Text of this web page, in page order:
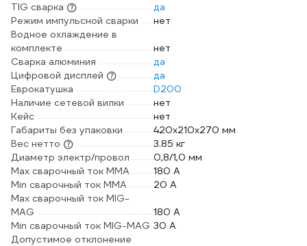
TIG сварка
да
Режим импульсной сварки
нет
Водное охлаждение в
комплекте
нет
Сварка алюминия
да
Цифровой дисплей
да
Еврокатушка
D200
Наличие сетевой вилки
нет
Кейс
нет
Габариты без упаковки
420х210х270 мм
Вес нетто
3.85 кг
Диаметр электр/провол
0,8/1,0 мм
Max сварочный ток ММА
180 А
Min сварочный ток ММА
20 А
Max сварочный ток MIG-
MAG
180 А
Min сварочный ток MIG-MAG 30 А
Допустимое отклонение